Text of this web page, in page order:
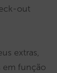
out
extras,
em função